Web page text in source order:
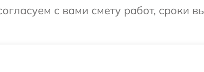
с вами смету работ, сроки